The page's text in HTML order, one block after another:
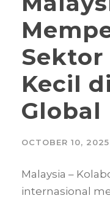
Sektor
Kecil
Global
OCTOBER 10, 2025
Malaysia –
internasional